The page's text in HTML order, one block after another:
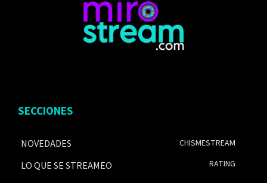
SECCIONES
NOVEDADES
LO QUE SE STREAMEO
CHISMESTREAM
RATING